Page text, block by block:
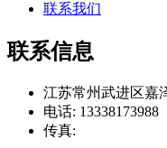
联系我们
联系信息
江苏常州武进区嘉
电话: 13338173988
传真: